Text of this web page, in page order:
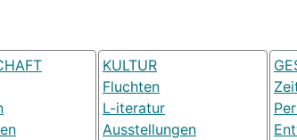
KULTUR
Fluchten
L-iteratur
Ausstellungen